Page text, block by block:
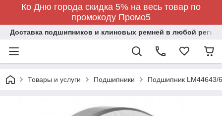
Ко Дню города скидка 5% на весь товар по
промокоду Промо5
Доставка подшипников и клиновых ремней в любой регион
Товары и услуги Подшипники Подшипник LM44643/